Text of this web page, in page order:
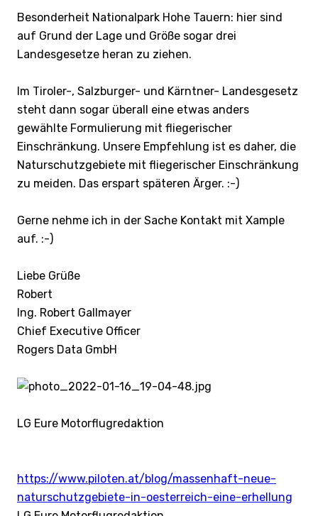
Besonderheit Nationalpark Hohe Tauern: hier sind
auf Grund der Lage und Größe sogar drei
Landesgesetze heran zu ziehen.
Im Tiroler-, Salzburger- und Kärntner- Landesgesetz
steht dann sogar überall eine etwas anders
gewählte Formulierung mit fliegerischer
Einschränkung. Unsere Empfehlung ist es daher, die
Naturschutzgebiete mit fliegerischer Einschränkung
zu meiden. Das erspart späteren Ärger. :-)
Gerne nehme ich in der Sache Kontakt mit Xample
auf. :-)
Liebe Grüße
Robert
Ing. Robert Gallmayer
Chief Executive Officer
Rogers Data GmbH
LG Eure Motorflugredaktion
https://www.piloten.at/blog/massenhaft-neue-
naturschutzgebiete-in-oesterreich-eine-erhellung